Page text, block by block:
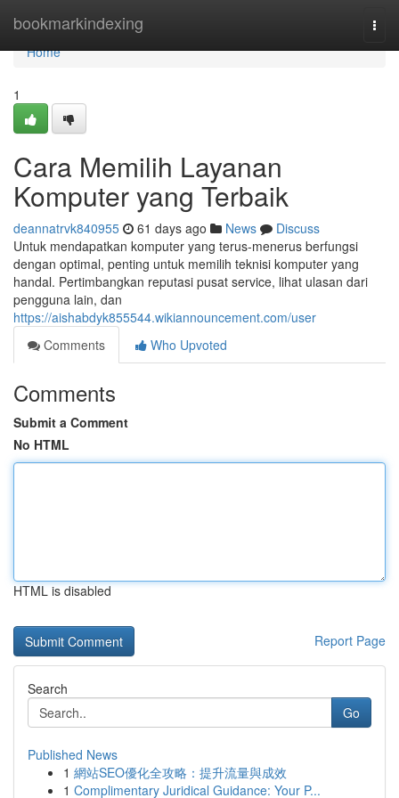
bookmarkindexing
Home
Home
1
Cara Memilih Layanan
Komputer yang Terbaik
deannatrvk840955 61 days ago News
Discuss
Untuk mendapatkan komputer yang terus-menerus berfungsi
dengan optimal, penting untuk memilih teknisi komputer yang
handal. Pertimbangkan reputasi pusat service, lihat ulasan dari
pengguna lain, dan
https://aishabdyk855544.wikiannouncement.com/user
Comments
Who Upvoted
Comments
Submit a Comment
No HTML
HTML is disabled
Report Page
Search
Go
Published News
1 網站SEO優化全攻略：提升流量與成效
1 Complimentary Juridical Guidance: Your P...